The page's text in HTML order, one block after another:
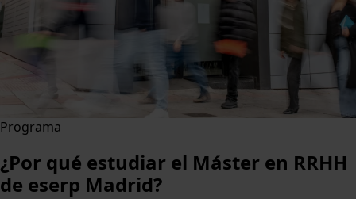
Programa
¿Por qué estudiar el Máster en RRHH
de eserp Madrid?